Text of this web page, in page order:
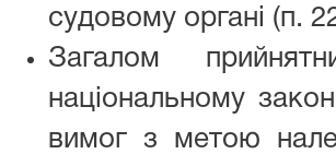
судовому органі (п.
Загалом
національному
вимог з метою